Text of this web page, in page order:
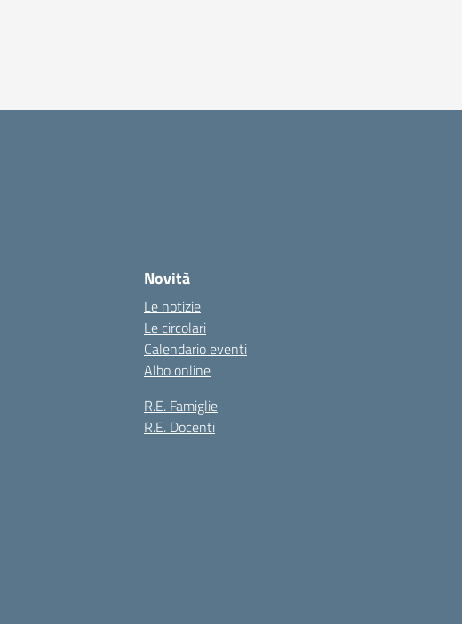
Novità
Le notizie
Le circolari
Calendario eventi
Albo online
R.E. Famiglie
R.E. Docenti